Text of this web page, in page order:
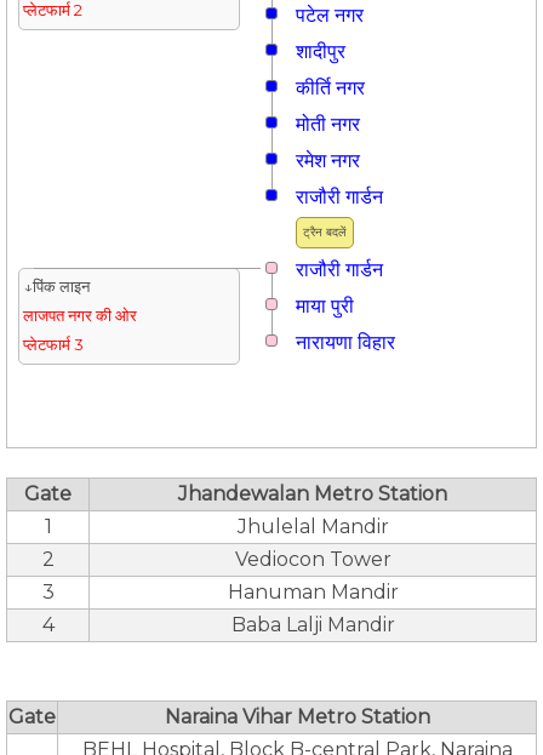
प्लेटफार्म 2
पटेल नगर
शादीपुर
कीर्ति नगर
मोती नगर
रमेश नगर
ट्रैन बदलें
राजौरी गार्डन
राजौरी गार्डन
↓पिंक लाइन
लाजपत नगर की ओर
प्लेटफार्म 3
माया पुरी
नारायणा विहार
Gate
Jhandewalan Metro Station
1
Jhulelal Mandir
2
Vediocon Tower
3
Hanuman Mandir
4
Baba Lalji Mandir
Gate Naraina Vihar Metro Station
BEHL Hospital, Block B-central Park, Naraina